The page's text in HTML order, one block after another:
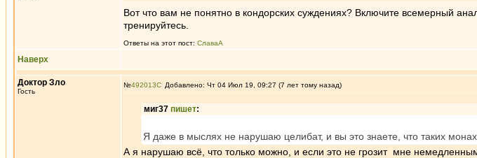
Вот что вам не понятно в кондорских суждениях? Включите всемерный
тренируйтесь.
Ответы на этот пост: СлаваА
Наверх
Доктор Зло
Гость
№492013 Добавлено: Чт 04 Июл 19, 09:27 (7 лет тому назад)
миг37 пишет:
Я даже в мыслях не нарушаю целибат, и вы это знаете, что таких
А я нарушаю всё, что только можно, и если это не грозит мне